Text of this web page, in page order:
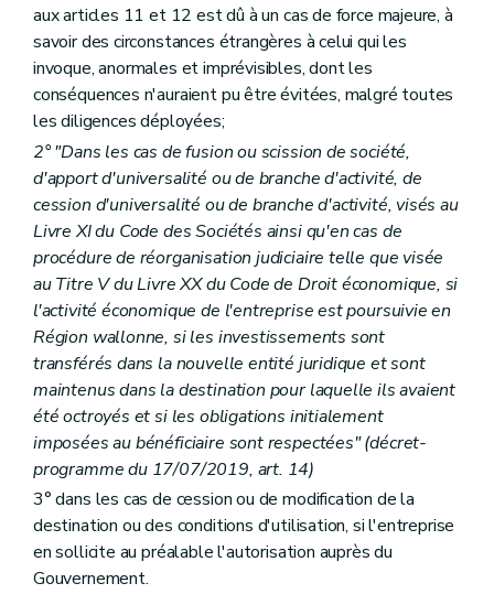
aux articles 11 et 12 est dû à un cas de force majeure, à
savoir des circonstances étrangères à celui qui les
invoque, anormales et imprévisibles, dont les
conséquences n'auraient pu être évitées, malgré toutes
les diligences déployées;
2° "Dans les cas de fusion ou scission de société,
d'apport d'universalité ou de branche d'activité, de
cession d'universalité ou de branche d'activité, visés au
Livre XI du Code des Sociétés ainsi qu'en cas de
procédure de réorganisation judiciaire telle que visée
au Titre V du Livre XX du Code de Droit économique, si
l'activité économique de l'entreprise est poursuivie en
Région wallonne, si les investissements sont
transférés dans la nouvelle entité juridique et sont
maintenus dans la destination pour laquelle ils avaient
été octroyés et si les obligations initialement
imposées au bénéficiaire sont respectées" (décret-
programme du 17/07/2019, art. 14)
3° dans les cas de cession ou de modification de la
destination ou des conditions d'utilisation, si l'entreprise
en sollicite au préalable l'autorisation auprès du
Gouvernement.